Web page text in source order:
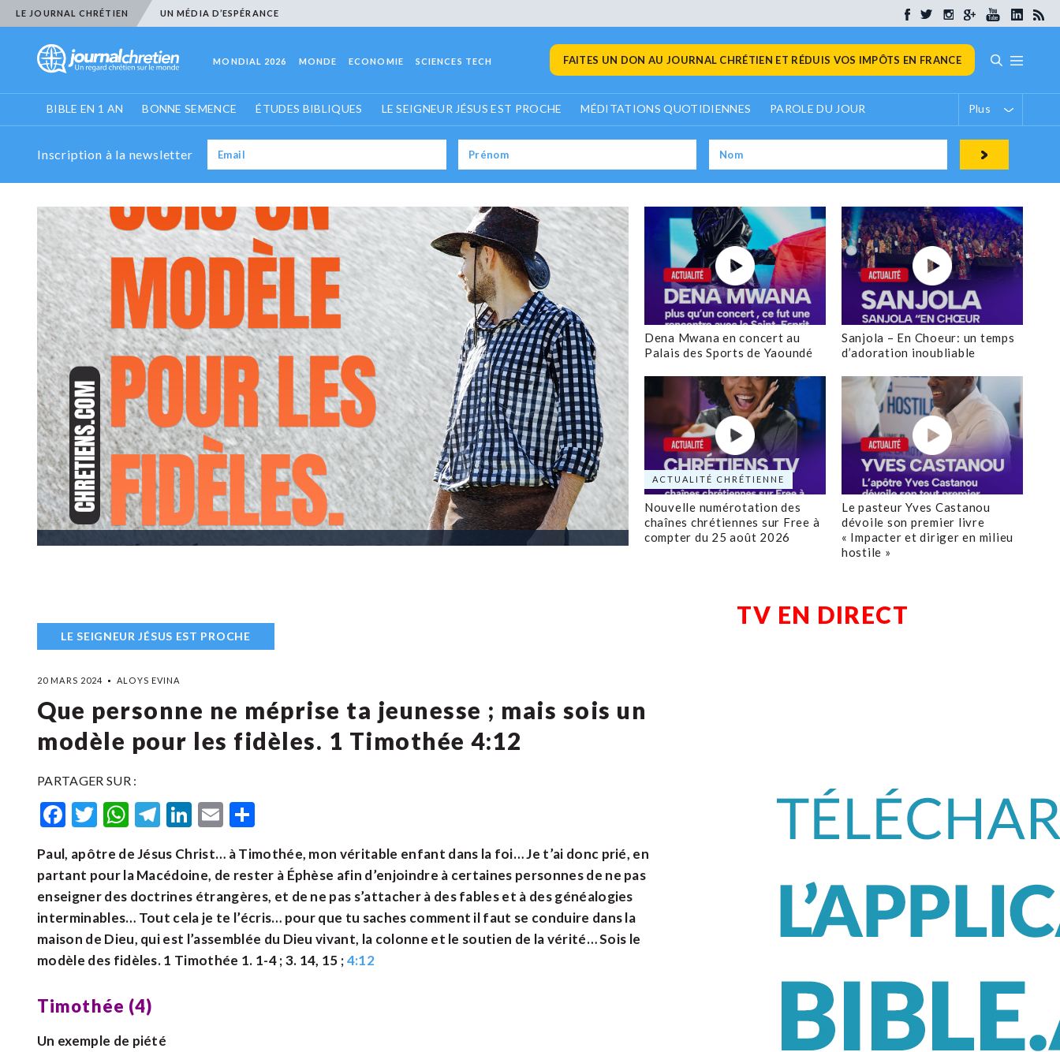
LE JOURNAL CHRÉTIEN UN MÉDIA D’ESPÉRANCE
MONDIAL 2026 MONDE ECONOMIE SCIENCES TECH FAITES UN DON AU JOURNAL CHRÉTIEN ET RÉDUIS VOS IMPÔTS EN FRANCE
BIBLE EN 1 AN BONNE SEMENCE ÉTUDES BIBLIQUES LE SEIGNEUR JÉSUS EST PROCHE MÉDITATIONS QUOTIDIENNES PAROLE DU JOUR Plus
Inscription à la newsletter
Dena Mwana en concert au
Palais des Sports de Yaoundé
Sanjola – En Choeur: un temps
d’adoration inoubliable
ACTUALITÉ CHRÉTIENNE
Nouvelle numérotation des
chaînes chrétiennes sur Free à
compter du 25 août 2026
Le pasteur Yves Castanou
dévoile son premier livre
« Impacter et diriger en milieu
hostile »
LE SEIGNEUR JÉSUS EST PROCHE
20 MARS 2024 ALOYS EVINA
Que personne ne méprise ta jeunesse ; mais sois un
modèle pour les fidèles. 1 Timothée 4:12
PARTAGER SUR :
Facebook
Twitter
WhatsApp
Telegram
LinkedIn
Email
Paul, apôtre de Jésus Christ… à Timothée, mon véritable enfant dans la foi… Je t’ai donc prié, en
partant pour la Macédoine, de rester à Éphèse afin d’enjoindre à certaines personnes de ne pas
enseigner des doctrines étrangères, et de ne pas s’attacher à des fables et à des généalogies
interminables… Tout cela je te l’écris… pour que tu saches comment il faut se conduire dans la
maison de Dieu, qui est l’assemblée du Dieu vivant, la colonne et le soutien de la vérité… Sois le
modèle des fidèles. 1 Timothée 1. 1-4 ; 3. 14, 15 ;4:12
Timothée (4)
Un exemple de piété
TV EN DIRECT